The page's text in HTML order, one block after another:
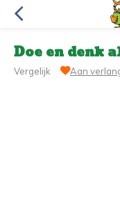
Doe en denk
Vergelijk Aan